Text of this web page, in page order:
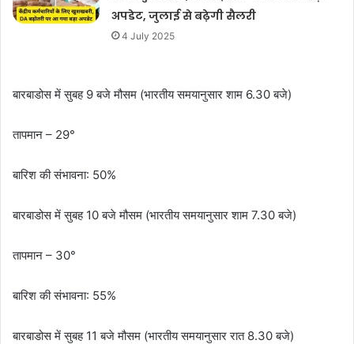
अपडेट, जुलाई से बढ़ेगी सैलरी
4 July 2025
बारबाडोस में सुबह 9 बजे मौसम (भारतीय समयानुसार शाम 6.30 बजे)
तापमान – 29°
बारिश की संभावना: 50%
बारबाडोस में सुबह 10 बजे मौसम (भारतीय समयानुसार शाम 7.30 बजे)
तापमान – 30°
बारिश की संभावना: 55%
बारबाडोस में सुबह 11 बजे मौसम (भारतीय समयानुसार रात 8.30 बजे)